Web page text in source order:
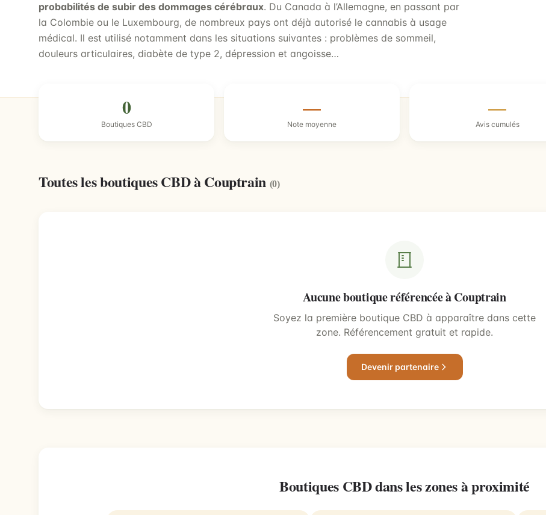
probabilités de subir des dommages cérébraux. Du Canada à l’Allemagne, en passant par
la Colombie ou le Luxembourg, de nombreux pays ont déjà autorisé le cannabis à usage
médical. Il est utilisé notamment dans les situations suivantes : problèmes de sommeil,
douleurs articulaires, diabète de type 2, dépression et angoisse…
0
Boutiques CBD
—
Note moyenne
—
Avis cumulés
Toutes les boutiques CBD à Couptrain (0)
Aucune boutique référencée à Couptrain
Soyez la première boutique CBD à apparaître dans cette
zone. Référencement gratuit et rapide.
Devenir partenaire
Boutiques CBD dans les zones à proximité